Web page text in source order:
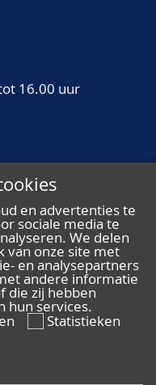
16.00 uur
en advertenties te
sociale media te
We delen
van onze site met
en analysepartners
andere informatie
die zij hebben
hun services.
Statistieken